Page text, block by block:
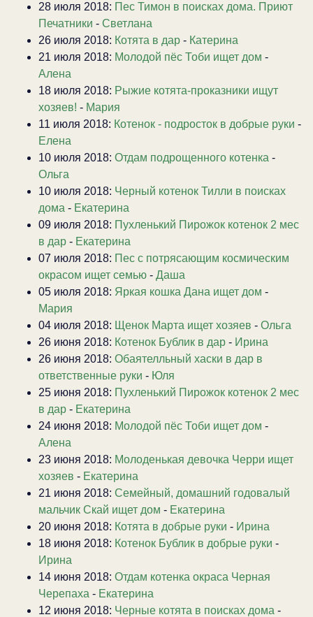
28 июля 2018: Пес Тимон в поисках дома. Приют
Печатники - Светлана
26 июля 2018: Котята в дар - Катерина
21 июля 2018: Молодой пёс Тоби ищет дом -
Алена
18 июля 2018: Рыжие котята-проказники ищут
хозяев! - Мария
11 июля 2018: Котенок - подросток в добрые руки -
Елена
10 июля 2018: Отдам подрощенного котенка -
Ольга
10 июля 2018: Черный котенок Тилли в поисках
дома - Екатерина
09 июля 2018: Пухленький Пирожок котенок 2 мес
в дар - Екатерина
07 июля 2018: Пес с потрясающим космическим
окрасом ищет семью - Даша
05 июля 2018: Яркая кошка Дана ищет дом -
Мария
04 июля 2018: Щенок Марта ищет хозяев - Ольга
26 июня 2018: Котенок Бублик в дар - Ирина
26 июня 2018: Обаятелльный хаски в дар в
ответственные руки - Юля
25 июня 2018: Пухленький Пирожок котенок 2 мес
в дар - Екатерина
24 июня 2018: Молодой пёс Тоби ищет дом -
Алена
23 июня 2018: Молоденькая девочка Черри ищет
хозяев - Екатерина
21 июня 2018: Семейный, домашний годовалый
мальчик Скай ищет дом - Екатерина
20 июня 2018: Котята в добрые руки - Ирина
18 июня 2018: Котенок Бублик в добрые руки -
Ирина
14 июня 2018: Отдам котенка окраса Черная
Черепаха - Екатерина
12 июня 2018: Черные котята в поисках дома -